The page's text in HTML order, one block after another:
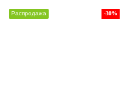
-30%
Распродажа